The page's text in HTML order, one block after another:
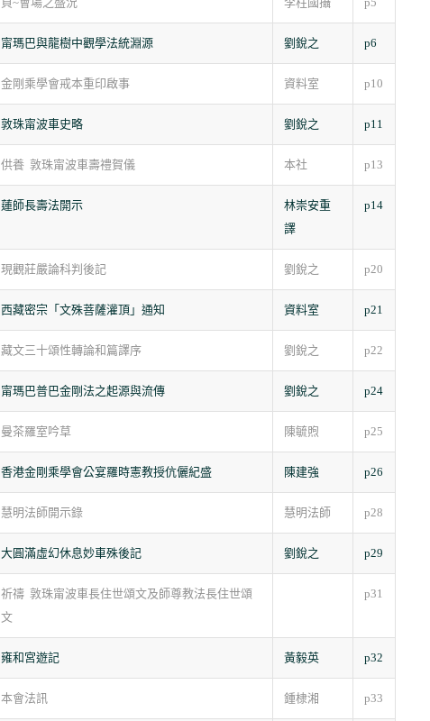
甯瑪巴與龍樹中觀學法統淵源 劉銳之 p6
金剛乘學會戒本重印啟事 資料室 p10
敦珠甯波車史略 劉銳之 p11
供養 敦珠甯波車壽禮賀儀 本社 p13
蓮師長壽法開示
林崇安重
譯
p14
現觀莊嚴論科判後記 劉銳之 p20
西藏密宗「文殊菩薩灌頂」通知 資料室 p21
藏文三十頌性轉論和篇譯序 劉銳之 p22
甯瑪巴普巴金剛法之起源與流傳 劉銳之 p24
曼茶羅室吟草 陳毓煦 p25
香港金剛乘學會公宴羅時憲教授伉儷紀盛 陳建強 p26
慧明法師開示錄 慧明法師 p28
大圓滿虛幻休息妙車殊後記 劉銳之 p29
祈禱 敦珠甯波車長住世頌文及師尊教法長住世頌
文
p31
雍和宮遊記 黃毅英 p32
本會法訊 鍾棣湘 p33